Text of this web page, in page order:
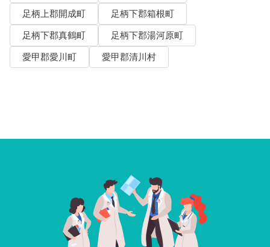
足柄上郡開成町
足柄下郡箱根町
足柄下郡真鶴町
足柄下郡湯河原町
愛甲郡愛川町
愛甲郡清川村